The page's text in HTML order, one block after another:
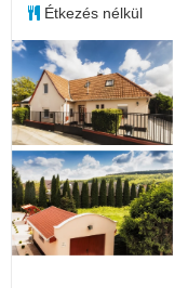
Étkezés nélkül